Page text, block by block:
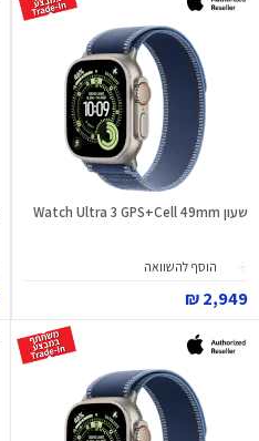
שעון Watch Ultra 3 GPS+Cell 49mm
הוסף להשוואה
2,949 ₪